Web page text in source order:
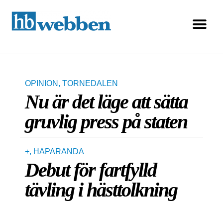
OPINION , TORNEDALEN
Nu är det läge att sätta
gruvlig press på staten
+, HAPARANDA
Debut för fartfylld
tävling i hästtolkning